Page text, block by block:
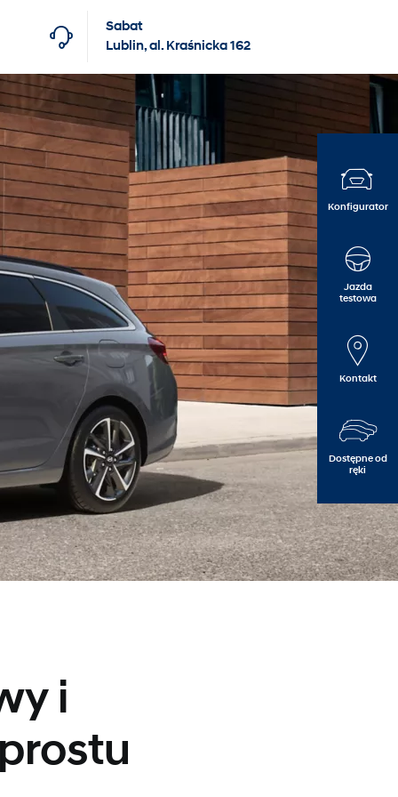
Finansowanie dla firm
Finansowanie dla klientów
indywidualnych
Hyundai Business Care
Kontrakty serwisowe
myHyundai Concierge
Witaj w rodzinie Hyundai
Kontakt
O nas
Oferty pracy
Postępowania
Sabat
Lublin, al. Kraśnicka 162
i
Konfigurator
Jazda
testowa
Kontakt
Dostępne od
ręki